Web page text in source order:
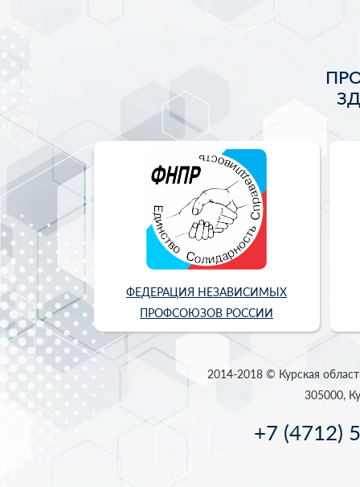
ФЕДЕРАЦИЯ НЕЗАВИСИМЫХ
ПРОФСОЮЗОВ РОССИИ
2014-2018 © Курская
305000,
+7 (4712)